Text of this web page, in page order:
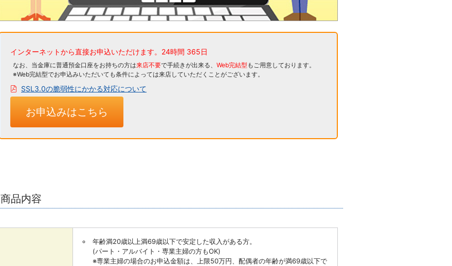
インターネットから直接お申込いただけます。 24時間 365日
なお、当金庫に普通預金口座をお持ちの方は来店不要で手続きが出来る、 Web完結型 もご用意しております。
※Web完結型でお申込みいただいても条件によっては来店していただくことがございます。
SSL3.0の脆弱性にかかる対応について
お申込みはこちら
商品内容
年齢満20歳以上満69歳以下で安定した収入がある方。
(パート・アルバイト・専業主婦の方もOK)
※専業主婦の場合のお申込金額は、上限50万円、配偶者の年齢が満69歳以下で